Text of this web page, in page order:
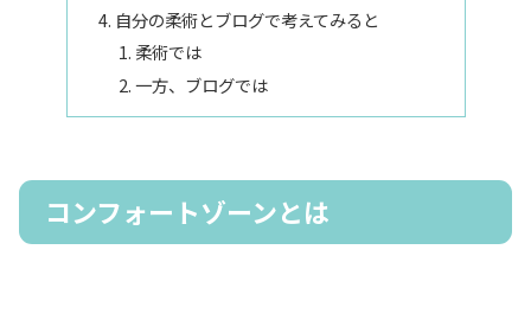
自分の柔術とブログで考えてみると
柔術では
一方、ブログでは
コンフォートゾーンとは